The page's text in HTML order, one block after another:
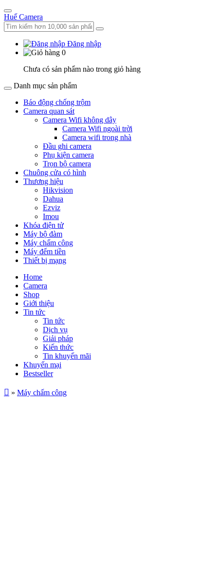
Huế Camera
Đăng nhập
0
Chưa có sản phẩm nào trong giỏ hàng
Danh mục sản phẩm
Báo động chống trộm
Camera quan sát
Camera Wifi không dây
Camera Wifi ngoài trời
Camera wifi trong nhà
Đầu ghi camera
Phụ kiện camera
Trọn bộ camera
Chuông cửa có hình
Thương hiệu
Hikvision
Dahua
Ezviz
Imou
Khóa điện tử
Máy bộ đàm
Máy chấm công
Máy đếm tiền
Thiết bị mạng
Home
Camera
Shop
Giới thiệu
Tin tức
Tin tức
Dịch vụ
Giải pháp
Kiến thức
Tin khuyến mãi
Khuyến mại
Bestseller
» Máy chấm công